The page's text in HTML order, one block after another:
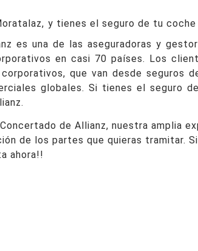
y tienes el seguro de tu
es una de las aseguradoras y
en casi 70 países. Los
que van desde seguros
globales. Si tienes el seguro
de Allianz, nuestra amplia
de los partes que quieras tramitar.
ahora!!